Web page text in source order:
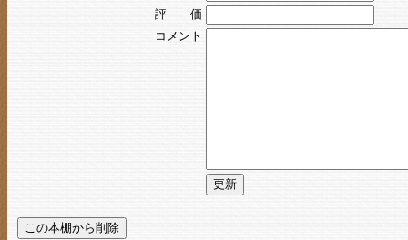
評 価
コメント